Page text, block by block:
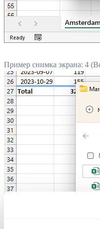
Пример снимка экрана: 4